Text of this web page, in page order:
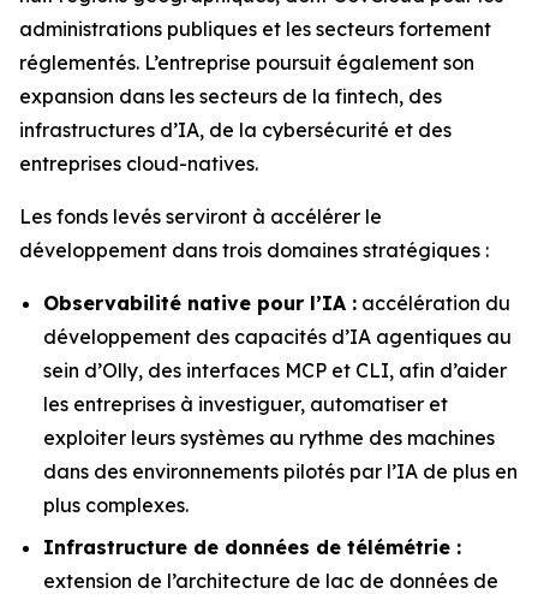
administrations publiques et les secteurs fortement
réglementés. L’entreprise poursuit également son
expansion dans les secteurs de la fintech, des
infrastructures d’IA, de la cybersécurité et des
entreprises cloud-natives.
Les fonds levés serviront à accélérer le
développement dans trois domaines stratégiques :
Observabilité native pour l’IA : accélération du
développement des capacités d’IA agentiques au
sein d’Olly, des interfaces MCP et CLI, afin d’aider
les entreprises à investiguer, automatiser et
exploiter leurs systèmes au rythme des machines
dans des environnements pilotés par l’IA de plus en
plus complexes.
Infrastructure de données de télémétrie :
extension de l’architecture de lac de données de